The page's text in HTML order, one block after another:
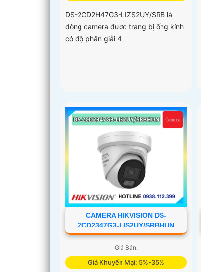
DS-2CD2H47G3-LIZS2UY/SRB là
dòng camera được trang bị ống kính
có độ phân giải 4
CAMERA HIKVISION DS-
2CD2347G3-LIS2UY/SRBHUN
Giá Bán:
Giá Khuyến Mại: 5%-35%